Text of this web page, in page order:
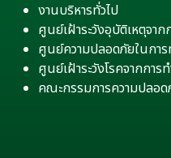
งานบริหารทั่วไป
ศูนย์เฝ้าระวังอุบัติเหตุจาก
ศูนย์ความปลอดภัยในการ
ศูนย์เฝ้าระวังโรคจากการ
คณะกรรมการความปลอด